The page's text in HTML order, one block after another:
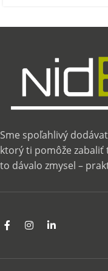
Sme spoľahlivý
ktorý ti pomôže zabaliť
to dávalo zmysel –